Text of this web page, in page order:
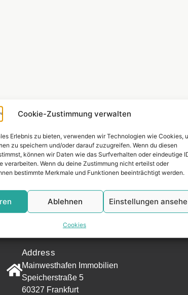
Cookie-Zustimmung verwalten
Erlebnis zu bieten, verwenden wir Technologien wie Cookies,
zu speichern und/oder darauf zuzugreifen. Wenn du diesen
können wir Daten wie das Surfverhalten oder eindeutige
verarbeiten. Wenn du deine Zustimmung nicht erteilst oder
bestimmte Merkmale und Funktionen beeinträchtigt werden.
Ablehnen Einstellungen
Cookies
Address
Mainwesthafen Immobilien
Speicherstraße 5
60327 Frankfurt